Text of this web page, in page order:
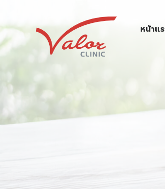
k
i
p
c
n
t
หน้าแ